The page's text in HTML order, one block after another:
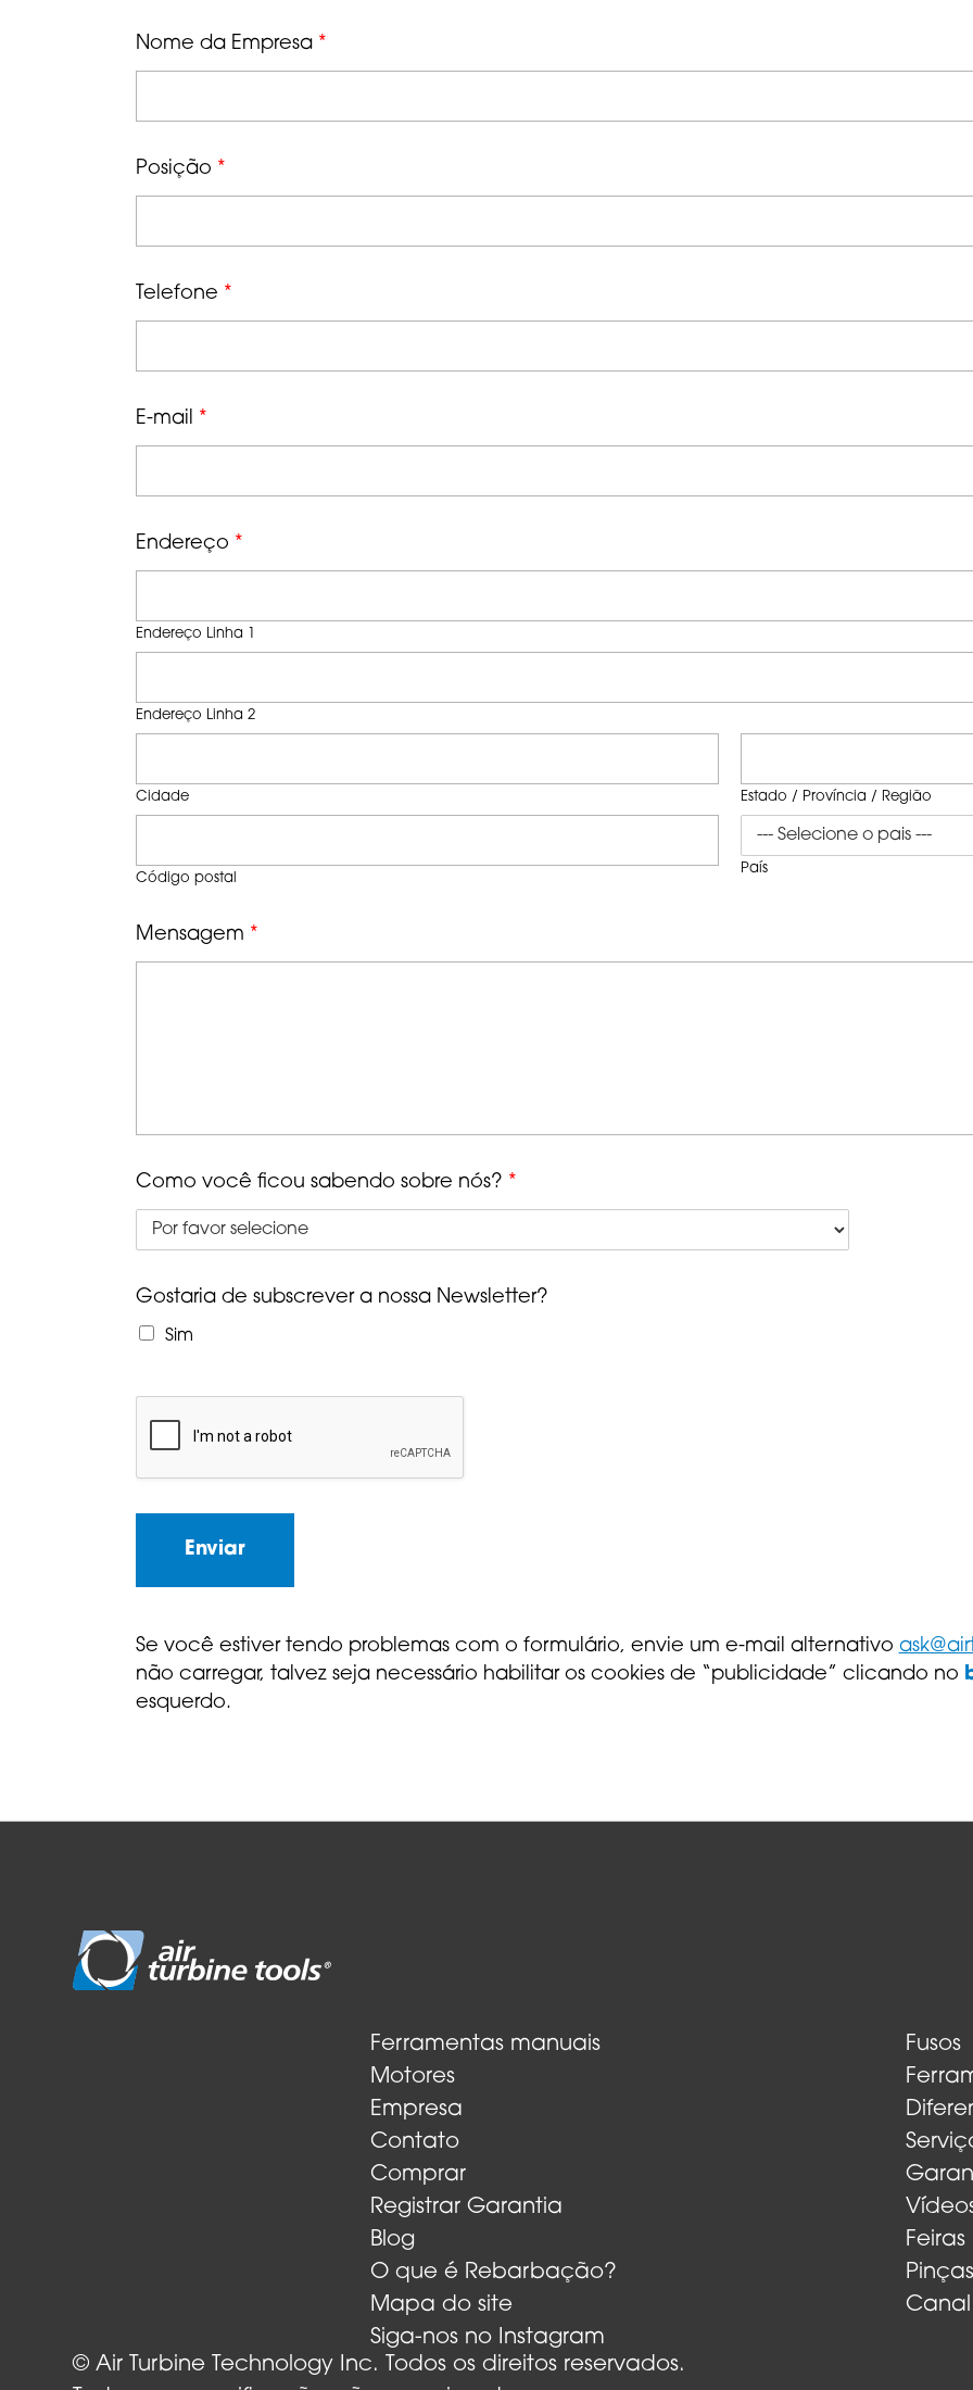
Nome da Empresa *
Posição *
Telefone *
E-mail *
Endereço *
Endereço Linha 1
Endereço Linha 2
Cidade Estado / Província / Região
Código postal
País
Mensagem *
Como você ficou sabendo sobre nós? *
Gostaria de subscrever a nossa Newsletter?
Sim
Enviar
Se você estiver tendo problemas com o formulário, envie um e-mail alternativo
não carregar, talvez seja necessário habilitar os cookies de “publicidade” clicando no
esquerdo.
Ferramentas manuais
Fusos
Motores
Empresa
Contato
Comprar
Registrar Garantia
Blog
Feiras
O que é Rebarbação?
Mapa do site
Canal
Siga-nos no Instagram
© Air Turbine Technology Inc. Todos os direitos reservados.